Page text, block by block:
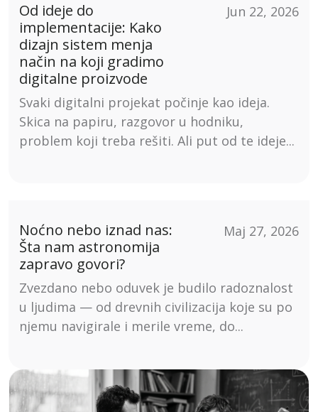
Od ideje do
implementacije: Kako
dizajn sistem menja
način na koji gradimo
digitalne proizvode
Jun 22, 2026
Svaki digitalni projekat počinje kao ideja.
Skica na papiru, razgovor u hodniku,
problem koji treba rešiti. Ali put od te ideje...
Noćno nebo iznad nas:
Šta nam astronomija
zapravo govori?
Maj 27, 2026
Zvezdano nebo oduvek je budilo radoznalost
u ljudima — od drevnih civilizacija koje su po
njemu navigirale i merile vreme, do...